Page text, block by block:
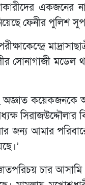
ফেনীর পুলিশ
সোনাগাজী মডেল
কয়েকজনকে
জন্য আমার
চার